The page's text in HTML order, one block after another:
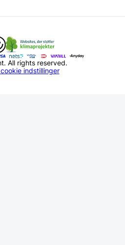
All rights reserved.
indstillinger